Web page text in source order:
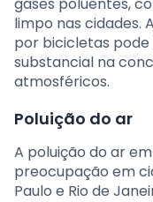
limpo nas cidades.
por bicicletas pode
substancial na
atmosféricos.
Poluição do ar
A poluição do ar
preocupação em
Paulo e Rio de